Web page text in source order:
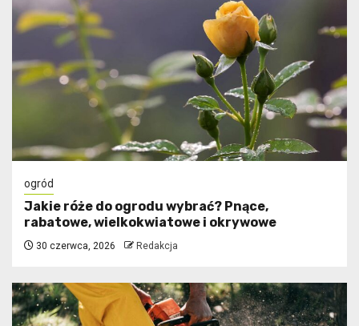
ogród
Jakie róże do ogrodu wybrać? Pnące,
rabatowe, wielkokwiatowe i okrywowe
30 czerwca, 2026 Redakcja